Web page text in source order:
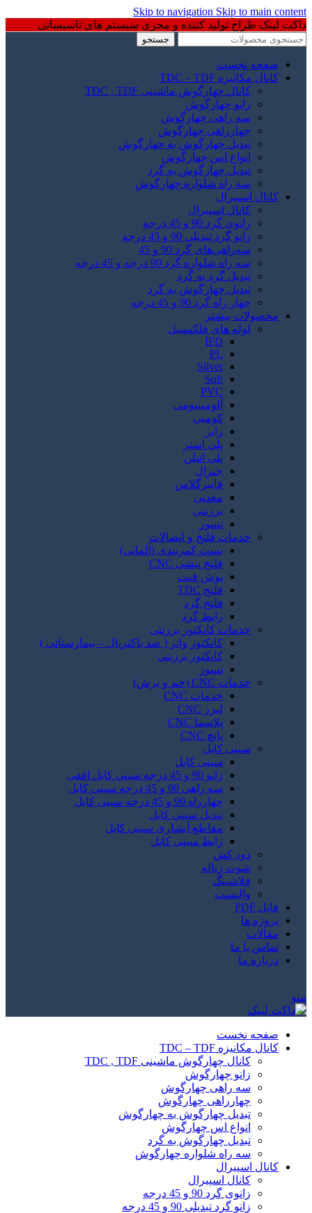
Skip to navigation Skip to main content
داکت لینک طراح تولید کننده و مجری سیستم های تاسیساتی
جستجو
صفحه نخست
کانال مکانیزه TDC – TDF
کانال چهارگوش ماشینی TDC , TDF
زانو چهارگوش
سه راهی چهارگوش
چهارراهی چهارگوش
تبدیل چهارگوش به چهارگوش
انواع اس چهارگوش
تبدیل چهارگوش به گرد
سه راه شلواره چهارگوش
کانال اسپیرال
کانال اسپیرال
زانوی گرد 90 و 45 درجه
زانو گرد تبدیلی 90 و 45 درجه
سه‌راهی‌های گرد 90 و 45
سه راه شلواره گرد 90 درجه و 45 درجه
تبدیل گرد به گرد
تبدیل چهارگوش به گرد
چهار راه گرد 90 و 45 درجه
محصولات بیشتر
لوله های فلکسیبل
IFD
PL
Silver
Soft
PVC
آلومینیومی
کومبی
رابر
پلی استر
پلی اتیلن
جنرال
فایبرگلاس
معدنی
برزنتی
نسوز
خدمات فلنج و اتصالات
بست کمربندی (آلمانی)
فلنج نبشی CNC
پوش فیت
فلنج TDC
فلنج گرد
رابط گرد
خدمات کانکتور برزنتی
کانکتور واتر ( ضد باکتریال – بیمارستانی )
کانکتور برزنتی
نسوز
خدمات CNC (خم و برش)
خدمات CNC
لیزر CNC
پلاسما CNC
پانچ CNC
سینی کابل
سینی کابل
زانو 90 و 45 درجه سینی کابل افقی
سه راهی 90 و 45 درجه سینی کابل
چهارراه 90 و 45 درجه سینی کابل
تبدیل سینی کابل
مقاطع آبشاری سینی کابل
رابط سینی کابل
دود کش
شوت زباله
فلاشینگ
والپست
فایل PDF
پروژه ها
مقالات
تماس با ما
درباره ما
منو
صفحه نخست
کانال مکانیزه TDC – TDF
کانال چهارگوش ماشینی TDC , TDF
زانو چهارگوش
سه راهی چهارگوش
چهارراهی چهارگوش
تبدیل چهارگوش به چهارگوش
انواع اس چهارگوش
تبدیل چهارگوش به گرد
سه راه شلواره چهارگوش
کانال اسپیرال
کانال اسپیرال
زانوی گرد 90 و 45 درجه
زانو گرد تبدیلی 90 و 45 درجه